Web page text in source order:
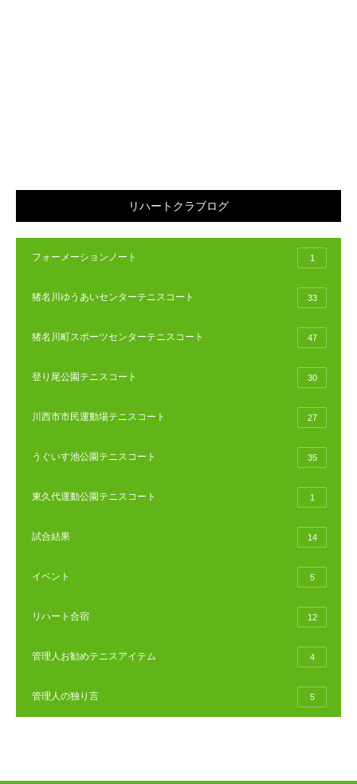
リハートクラブログ
フォーメーションノート 1
猪名川ゆうあいセンターテニスコート 33
猪名川町スポーツセンターテニスコート 47
登り尾公園テニスコート 30
川西市市民運動場テニスコート 27
うぐいす池公園テニスコート 35
東久代運動公園テニスコート 1
試合結果 14
イベント 5
リハート合宿 12
管理人お勧めテニスアイテム 4
管理人の独り言 5